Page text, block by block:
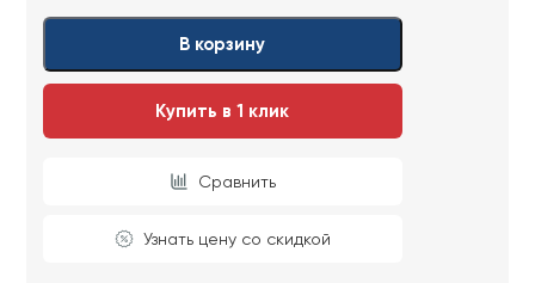
В корзину
Купить в 1 клик
Сравнить
Узнать цену со скидкой